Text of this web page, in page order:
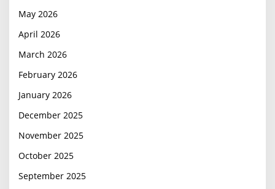
May 2026
April 2026
March 2026
February 2026
January 2026
December 2025
November 2025
October 2025
September 2025